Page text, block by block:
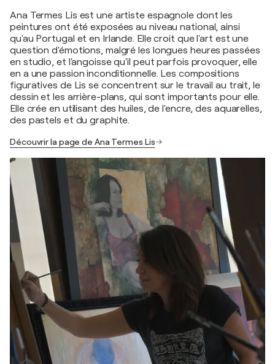
Ana Termes Lis est une artiste espagnole dont les
peintures ont été exposées au niveau national, ainsi
qu'au Portugal et en Irlande. Elle croit que l'art est une
question d'émotions, malgré les longues heures passées
en studio, et l'angoisse qu'il peut parfois provoquer, elle
en a une passion inconditionnelle. Les compositions
figuratives de Lis se concentrent sur le travail au trait, le
dessin et les arrière-plans, qui sont importants pour elle.
Elle crée en utilisant des huiles, de l'encre, des aquarelles,
des pastels et du graphite.
Découvrir la page de Ana Termes Lis